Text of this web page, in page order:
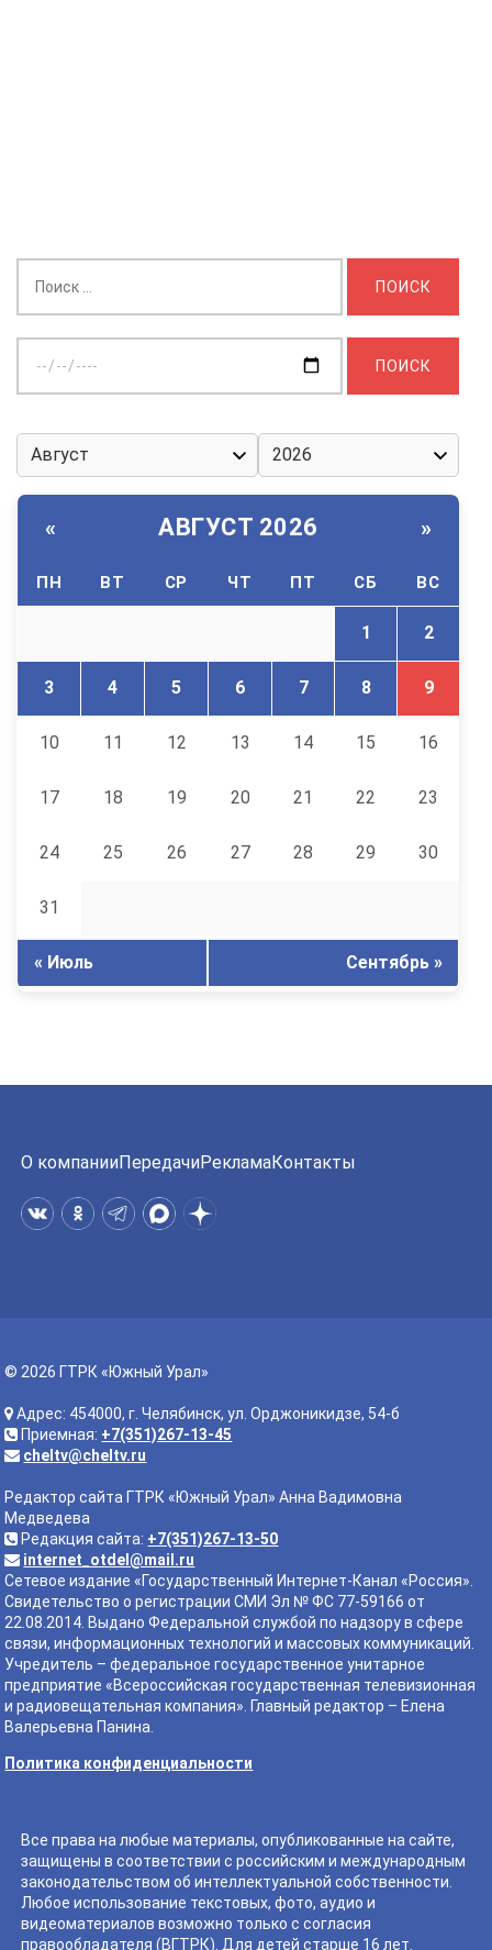
дату:
« АВГУСТ 2026 »
ПН ВТ СР ЧТ ПТ СБ ВС
1 2
3 4 5 6 7 8 9
10 11 12 13 14 15 16
17 18 19 20 21 22 23
24 25 26 27 28 29 30
31
« Июль Сентябрь »
О компанииПередачиРекламаКонтакты
© 2026 ГТРК «Южный Урал»
Адрес: 454000, г. Челябинск, ул. Орджоникидзе, 54-б
Приемная: +7(351)267-13-45
cheltv@cheltv.ru
Редактор сайта ГТРК «Южный Урал» Анна Вадимовна
Медведева
Редакция сайта: +7(351)267-13-50
internet_otdel@mail.ru
Сетевое издание «Государственный Интернет-Канал «Россия».
Свидетельство о регистрации СМИ Эл № ФС 77-59166 от
22.08.2014. Выдано Федеральной службой по надзору в сфере
связи, информационных технологий и массовых коммуникаций.
Учредитель – федеральное государственное унитарное
предприятие «Всероссийская государственная телевизионная
и радиовещательная компания». Главный редактор – Елена
Валерьевна Панина.
Политика конфиденциальности
Все права на любые материалы, опубликованные на сайте,
защищены в соответствии с российским и международным
законодательством об интеллектуальной собственности.
Любое использование текстовых, фото, аудио и
видеоматериалов возможно только с согласия
правообладателя (ВГТРК). Для детей старше 16 лет.